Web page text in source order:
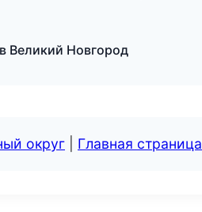
Великий Новгород
округ Главная страница